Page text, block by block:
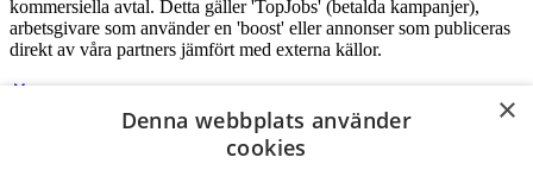
kommersiella avtal. Detta gäller 'TopJobs' (betalda kampanjer),
arbetsgivare som använder en 'boost' eller annonser som publiceras
direkt av våra partners jämfört med externa källor.
×
Denna webbplats använder
cookies